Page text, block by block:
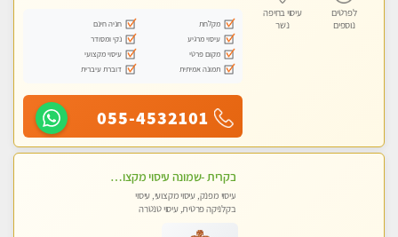
לפרטים
נוספים
עיסוי בחיפה
נשר
מקלחת
חניה חינם
עיסוי מרגיע
נקי ומסודר
מקום פרטי
עיסוי מקצועי
תמונה אמיתית
דוברת עיברית
055-4532101
בקרית -שמונה עיסוי מקצועי מפנק עיסוי עם אבנים חמות. מעסה עם תעודות. טיפול מרגיע ומפנק באווירה נעימה ושקטה
עיסוי מפנק, עיסוי מקצועי, עיסוי
בקלניקה פרטית, עיסוי טנטרה